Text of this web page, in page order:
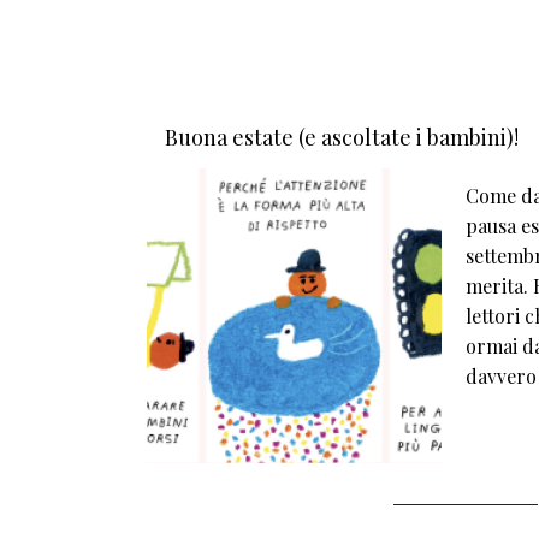
Buona estate (e ascoltate i bambini)!
Come
pausa
merita.
lettori
ormai